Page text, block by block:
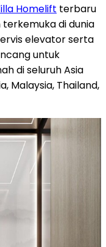
Homelift terbaru
terkemuka di dunia
elevator serta
untuk
di seluruh Asia
Malaysia, Thailand,